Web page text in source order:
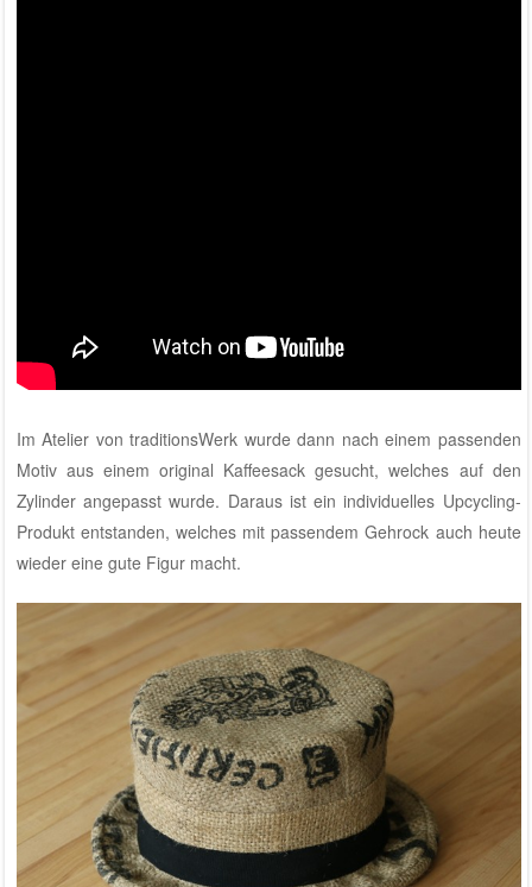
ImAtelier von traditionsWerk wurde dann nach einem passenden
Motiv aus einem original Kaffeesack gesucht, welches auf den
Zylinder angepasst wurde. Daraus ist ein individuelles Upcycling-
Produkt entstanden, welches mit passendem Gehrock auch heute
wieder eine gute Figur macht.